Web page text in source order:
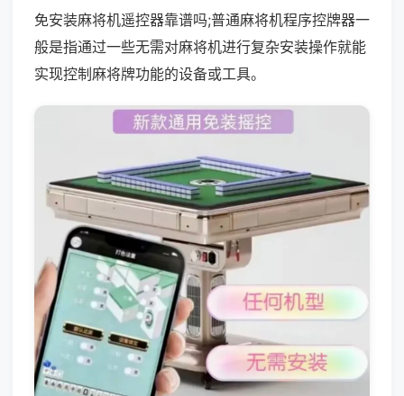
免安装麻将机遥控器靠谱吗;普通麻将机程序控牌器一
般是指通过一些无需对麻将机进行复杂安装操作就能
实现控制麻将牌功能的设备或工具。